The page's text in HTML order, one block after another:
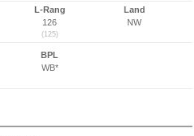
L-Rang
126
(125)
Land
NW
BPL
WB*